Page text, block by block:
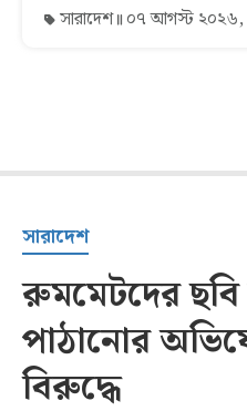
সারাদেশ ০৭ আগস্ট
সারাদেশ
রুমমেটদের ছবি
পাঠানোর
বিরুদ্ধে